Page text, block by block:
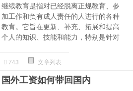
继续教育是指对已经脱离正规教育、参
加工作和负有成人责任的人进行的各种
教育。它旨在更新、补充、拓展和提高
个人的知识、技能和能力，特别是针对
743 文章列表
国外工资如何带回国内